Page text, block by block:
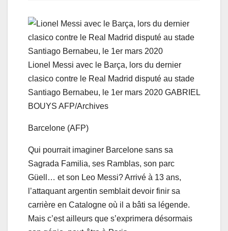
Lionel Messi avec le Barça, lors du dernier
clasico contre le Real Madrid disputé au stade
Santiago Bernabeu, le 1er mars 2020 GABRIEL
BOUYS AFP/Archives
Barcelone (AFP)
Qui pourrait imaginer Barcelone sans sa
Sagrada Familia, ses Ramblas, son parc
Güell… et son Leo Messi? Arrivé à 13 ans,
l’attaquant argentin semblait devoir finir sa
carrière en Catalogne où il a bâti sa légende.
Mais c’est ailleurs que s’exprimera désormais